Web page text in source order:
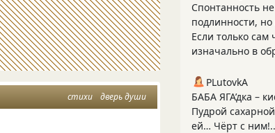
стихи дверь души
Спонтанность
подлинности,
Если только сам
изначально в
PLutоvkА
БАБА ЯГА’дка –
Пудрой
ей… Чёрт с